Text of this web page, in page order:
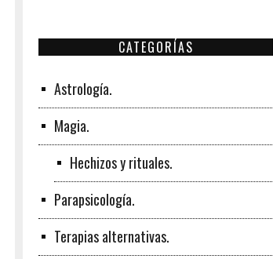
zodiacales.
CATEGORÍAS
Astrología.
Magia.
Hechizos y rituales.
Parapsicología.
Terapias alternativas.